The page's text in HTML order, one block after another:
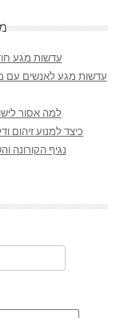
עדשות מגע
עדשות מגע לאנשים עם
למה אסור
כיצד למנוע זיהום
נגיף הקורונה